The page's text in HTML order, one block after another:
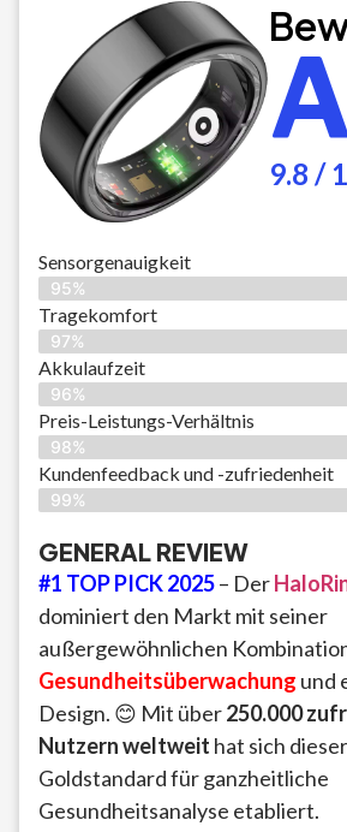
9.8 /
Sensorgenauigkeit
95%
Tragekomfort
97%
Akkulaufzeit
96%
Preis-Leistungs-Verhältnis
98%
Kundenfeedback und -zufriedenheit
99%
GENERAL REVIEW
#1 TOP PICK 2025– Der
dominiert den Markt mit seiner
außergewöhnlichen
Gesundheitsüberwachung und
Design. 😊 Mit über250.000
Nutzern weltweit hat sich
Goldstandard für ganzheitliche
Gesundheitsanalyse etabliert.